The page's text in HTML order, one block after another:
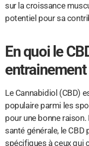
sur la croissance
potentiel pour sa
En quoi le
entrainement
Le Cannabidiol (CBD)
populaire parmi les
pour une bonne
santé générale, le
spécifiques à ceux qui